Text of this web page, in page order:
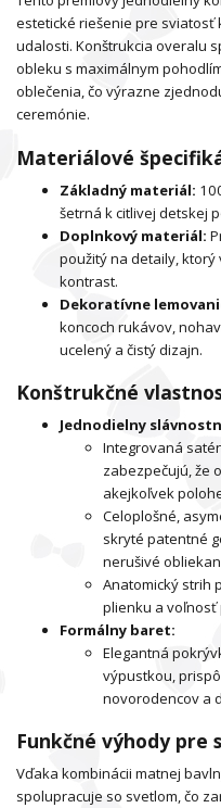
estetické riešenie pre sviatosť
udalosti. Konštrukcia overalu
obleku s maximálnym
oblečenia, čo výrazne
ceremónie.
Materiálové
Základný materiál:
šetrná k citlivej detskej
Doplnkový materiál:
použitý na detaily,
kontrast.
Dekoratívne
koncoch rukávov,
ucelený a čistý dizajn.
Konštrukčné
Jednodielny
Integrovaná
zabezpečujú, že
akejkoľvek
Celoplošné,
skryté patentné
nerušivé
Anatomický strih
plienku a voľnosť
Formálny baret:
Elegantná
výpustkou,
novorodencov a
Funkčné výhody pre
Vďaka kombinácii matnej
spolupracuje so svetlom, čo